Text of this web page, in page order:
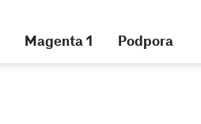
Magenta 1 Podpora